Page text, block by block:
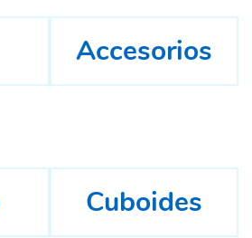
Accesorios
Cuboides